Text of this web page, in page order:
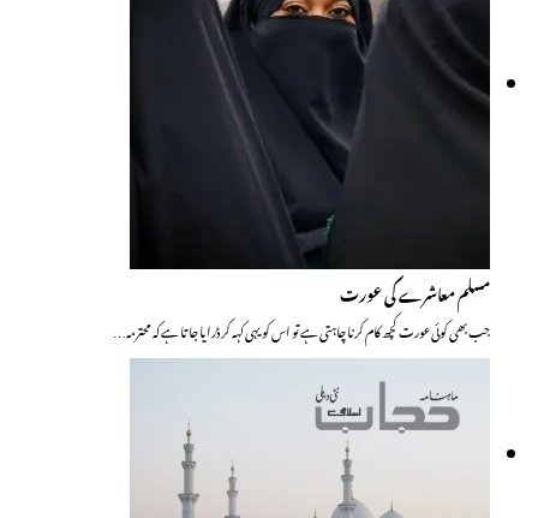
مسلم معاشرے کی عورت
جب بھی کوئی عورت کچھ کام کرنا چاہتی ہے تو اس کو یہی کہہ کر ڈرایا جاتا ہے کہ محترمہ…